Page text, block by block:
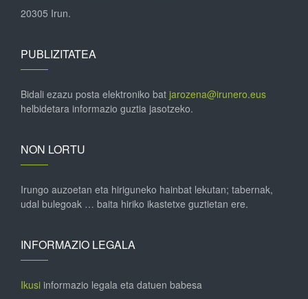
20305 Irun.
PUBLIZITATEA
Bidali ezazu posta elektroniko bat jarozena@irunero.eus
helbidetara informazio guztia jasotzeko.
NON LORTU
Irungo auzoetan eta hiriguneko hainbat lekutan; tabernak,
udal bulegoak … baita hiriko ikastetxe guztietan ere.
INFORMAZIO LEGALA
Ikusi informazio legala eta datuen babesa